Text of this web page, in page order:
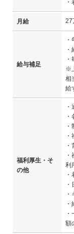
月給 27
給与補足
※
相
給
福利厚生・そ
の他
利
額